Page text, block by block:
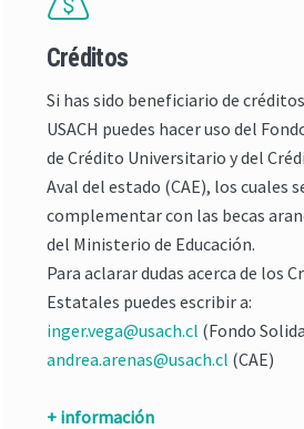
Créditos
Si has sido beneficiario de
USACH puedes hacer uso del
de Crédito Universitario y del
Aval del estado (CAE), los cuales
complementar con las becas
del Ministerio de Educación.
Para aclarar dudas acerca de los
Estatales puedes escribir a:
inger.vega@usach.cl (Fondo
andrea.arenas@usach.cl (CAE)
+ información